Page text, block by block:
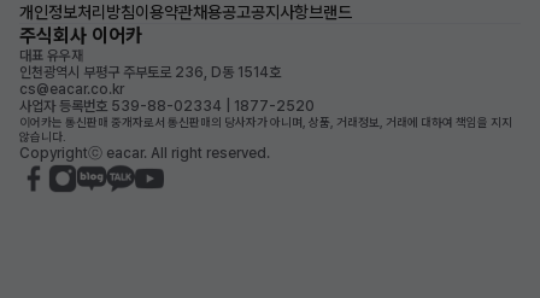
개인정보처리방침이용약관채용공고공지사항브랜드
주식회사 이어카
대표 유우재
인천광역시 부평구 주부토로 236, D동 1514호
cs@eacar.co.kr
사업자 등록번호 539-88-02334 | 1877-2520
이어카는 통신판매 중개자로서 통신판매의 당사자가 아니며, 상품, 거래정보, 거래에 대하여 책임을 지지
않습니다.
Copyrightⓒ eacar. All right reserved.